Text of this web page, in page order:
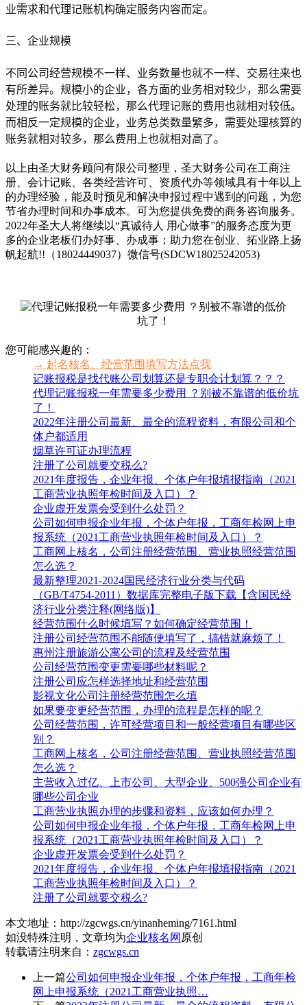
业需求和代理记账机构确定服务内容而定。
三、企业规模
不同公司经营规模不一样、业务数量也就不一样、交易往来也
有所差异。规模小的企业，各方面的业务相对较少，那么需要
处理的账务就比较轻松，那么代理记账的费用也就相对较低。
而相反一定规模的企业，业务总类数量繁多，需要处理核算的
账务就相对较多，那么费用上也就相对高了。
以上由圣大财务顾问有限公司整理，圣大财务公司在工商注
册、会计记账、各类经营许可、资质代办等领域具有十年以上
的办理经验，能及时预见和解决申报过程中遇到的问题，为您
节省办理时间和办事成本。可为您提供免费的商务咨询服务。
2022年圣大人将继续以“真诚待人 用心做事”的服务态度为更
多的企业老板们办好事、办成事；助力您在创业、拓业路上扬
帆起航!!（18024449037）微信号(SDCW18025242053)
您可能感兴趣的：
→ 起名核名、经营范围填写方法点我
记账报税是找代账公司划算还是专职会计划算？？？
代理记账报税一年需要多少费用 ？别被不靠谱的低价坑
了！
2022年注册公司最新、最全的流程资料，有限公司和个
体户都适用
烟草许可证办理流程
注册了公司就要交税么?
2021年度报告，企业年报、个体户年报填报指南（2021
工商营业执照年检时间及入口）？
企业虚开发票会受到什么处罚？
公司如何申报企业年报，个体户年报，工商年检网上申
报系统（2021工商营业执照年检时间及入口）？
工商网上核名，公司注册经营范围、营业执照经营范围
怎么选？
最新整理2021-2024国民经济行业分类与代码
（GB/T4754-2011）数据库完整电子版下载【含国民经
济行业分类注释(网络版)】
经营范围什么时候填写？如何确定经营范围！
注册公司经营范围不能随便填写了，搞错就麻烦了！
惠州注册旅游公寓公司的流程及经营范围
公司经营范围变更需要哪些材料呢？
注册公司应怎样选择地址和经营范围
影视文化公司注册经营范围怎么填
如果要变更经营范围，办理的流程是怎样的呢？
公司经营范围，许可经营项目和一般经营项目有哪些区
别？
工商网上核名，公司注册经营范围、营业执照经营范围
怎么选？
主营收入过亿、上市公司、大型企业、500强公司企业有
哪些公司企业
工商营业执照办理的步骤和资料，应该如何办理？
公司如何申报企业年报，个体户年报，工商年检网上申
报系统（2021工商营业执照年检时间及入口）？
企业虚开发票会受到什么处罚？
2021年度报告，企业年报、个体户年报填报指南（2021
工商营业执照年检时间及入口）？
注册了公司就要交税么?
本文地址：http://zgcwgs.cn/yinanheming/7161.html
如没特殊注明，文章均为企业核名网 原创
转载请注明来自： zgcwgs.cn
上一篇公司如何申报企业年报，个体户年报，工商年检
网上申报系统（2021工商营业执照…